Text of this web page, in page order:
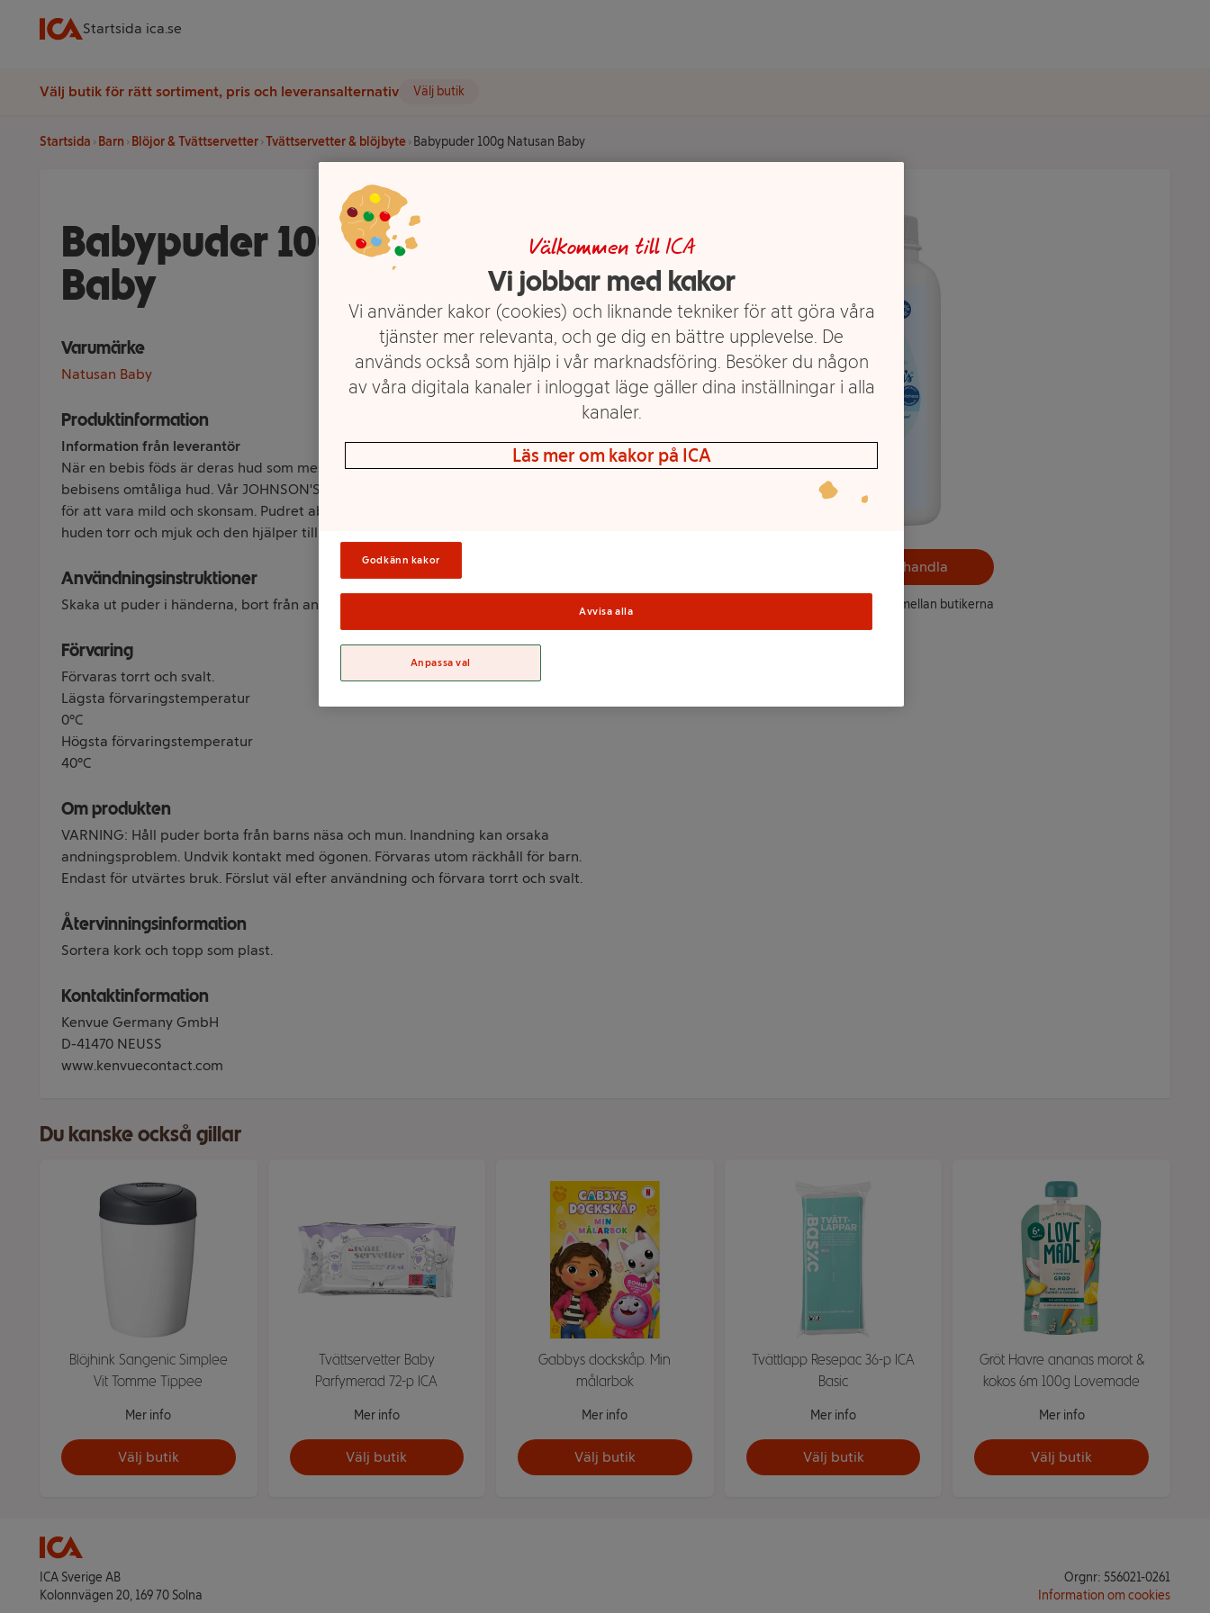
Startsida ica.se
Välj butik för rätt sortiment, pris och leveransalternativ Välj butik
Startsida Barn Blöjor & Tvättservetter Tvättservetter & blöjbyte Babypuder 100g Natusan Baby
Babypuder 100g Natusan
Baby
Varumärke
Natusan Baby
Produktinformation
Information från leverantör
När en bebis föds är deras hud som mest känslig. Johnson's® Baby är utvecklad för
bebisens omtåliga hud. Vår JOHNSON'S® babypuder är tillverkad av majsstärkelse
för att vara mild och skonsam. Pudret absorberar överflödig fukt för att hålla
huden torr och mjuk och den hjälper till att skydda huden mot friktion och skav.
Användningsinstruktioner
Skaka ut puder i händerna, bort från ansiktet, och stryk sedan ut på huden.
Förvaring
Förvaras torrt och svalt.
Lägsta förvaringstemperatur
0°C
Högsta förvaringstemperatur
40°C
Om produkten
VARNING: Håll puder borta från barns näsa och mun. Inandning kan orsaka
andningsproblem. Undvik kontakt med ögonen. Förvaras utom räckhåll för barn.
Endast för utvärtes bruk. Förslut väl efter användning och förvara torrt och svalt.
Återvinningsinformation
Sortera kork och topp som plast.
Kontaktinformation
Kenvue Germany GmbH
D-41470 NEUSS
www.kenvuecontact.com
Välj butik och handla
Sortimentet kan variera mellan butikerna
Du kanske också gillar
Blöjhink Sangenic Simplee
Vit Tomme Tippee
Mer info
Välj butik
Tvättservetter Baby
Parfymerad 72-p ICA
Mer info
Välj butik
Gabbys dockskåp. Min
målarbok
Mer info
Välj butik
Tvättlapp Resepac 36-p ICA
Basic
Mer info
Välj butik
Gröt Havre ananas morot &
kokos 6m 100g Lovemade
Mer info
Välj butik
ICA Sverige AB
Kolonnvägen 20, 169 70 Solna
Orgnr: 556021-0261
Information om cookies
Välkommen till ICA
Vi jobbar med kakor
Vi använder kakor (cookies) och liknande tekniker för att göra våra
tjänster mer relevanta, och ge dig en bättre upplevelse. De
används också som hjälp i vår marknadsföring. Besöker du någon
av våra digitala kanaler i inloggat läge gäller dina inställningar i alla
kanaler.
Läs mer om kakor på ICA
Godkänn kakor
Avvisa alla
Anpassa val